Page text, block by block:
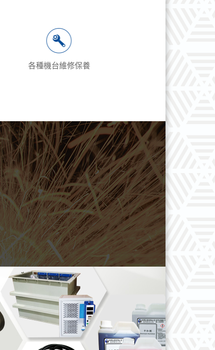
各種機台維修保養